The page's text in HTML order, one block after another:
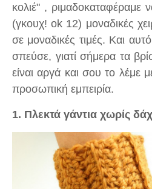
κολιέ" , ριμαδοκαταφέραμε
(γκουχ! ok 12) μοναδικές
σε μοναδικές τιμές. Και
σπεύσε, γιατί σήμερα τα
είναι αργά και σου το λέμε
προσωπική εμπειρία.
1. Πλεκτά γάντια χωρίς